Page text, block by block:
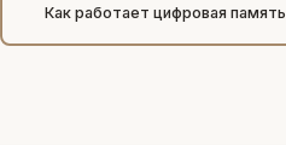
Как работает цифровая память